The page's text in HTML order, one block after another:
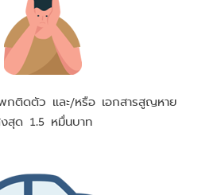
กติดตัว และ/หรือ เอกสารสูญหาย
สุด 1.5 หมื่นบาท